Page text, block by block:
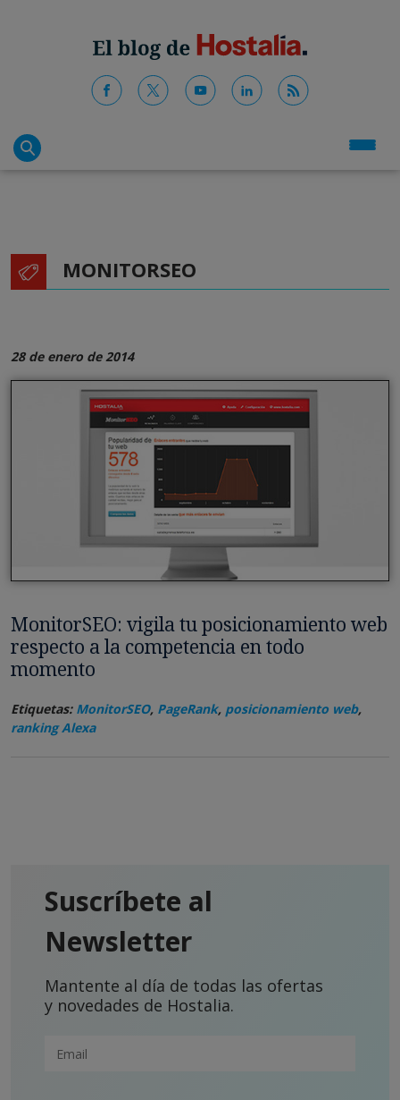
MONITORSEO
28 de enero de 2014
MonitorSEO: vigila tu posicionamiento web
respecto a la competencia en todo
momento
Etiquetas: MonitorSEO, PageRank, posicionamiento web,
ranking Alexa
Suscríbete al
Newsletter
Mantente al día de todas las ofertas
y novedades de Hostalia.